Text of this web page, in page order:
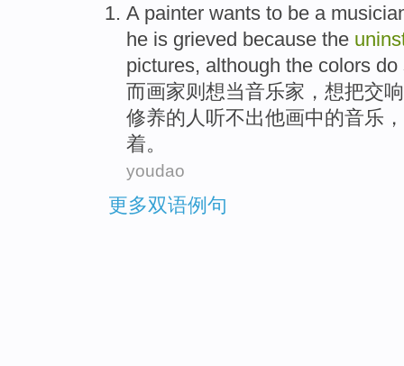
A painter wants to be a
he is grieved because the
pictures, although the colors
而画家则 想当音乐家 ，想把交
修养的人 听不出他画中的音乐，
着。
youdao
更多双语例句